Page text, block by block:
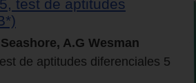
test de aptitudes
A.G Wesman
de aptitudes diferenciales 5